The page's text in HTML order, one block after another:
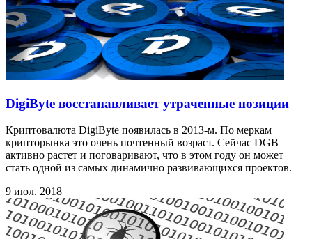
DigiByte восстанавливает утраченные позиции
Криптовалюта DigiByte появилась в 2013-м. По меркам
крипторынка это очень почтенный возраст. Сейчас DGB
активно растет и поговаривают, что в этом году он может
стать одной из самых динамично развивающихся проектов.
9 июл. 2018